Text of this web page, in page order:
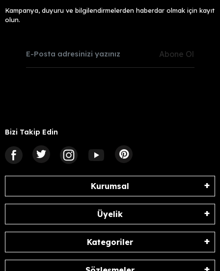
Kampanya, duyuru ve bilgilendirmelerden haberdar olmak için kayıt
olun.
Abone Ol
Bizi Takip Edin
Kurumsal
Üyelik
Kategoriler